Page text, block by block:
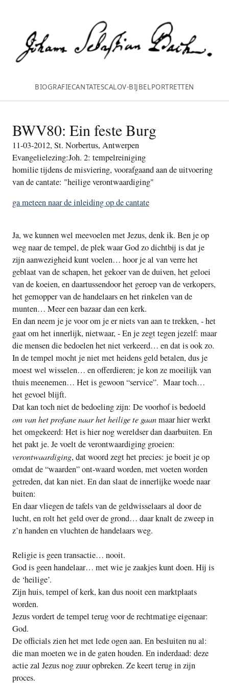
BIOGRAFIECANTATESCALOV‑BIJBELPORTRETTEN
BWV80: Ein feste Burg
11-03-2012, St. Norbertus, Antwerpen
Evangelielezing:Joh. 2: tempelreiniging
homilie tijdens de misviering, voorafgaand aan de uitvoering
van de cantate: "heilige verontwaardiging"
ga meteen naar de inleiding op de cantate
Ja, we kunnen wel meevoelen met Jezus, denk ik. Ben je op
weg naar de tempel, de plek waar God zo dichtbij is dat je
zijn aanwezigheid kunt voelen… hoor je al van verre het
geblaat van de schapen, het gekoer van de duiven, het geloei
van de koeien, en daartussendoor het geroep van de verkopers,
het gemopper van de handelaars en het rinkelen van de
munten… Meer een bazaar dan een kerk.
En dan neem je je voor om je er niets van aan te trekken, - het
gaat om het innerlijk, nietwaar, - En je zegt tegen jezelf: maar
die mensen die bedoelen het niet verkeerd… en dat is ook zo.
In de tempel mocht je niet met heidens geld betalen, dus je
moest wel wisselen… en offerdieren; je kon ze moeilijk van
thuis meenemen… Het is gewoon “service”. Maar toch…
het gevoel blijft.
Dat kan toch niet de bedoeling zijn: De voorhof is bedoeld
om van het profane naar het heilige te gaanmaar hier werkt
het omgekeerd: Het is hier nog wereldser dan daarbuiten. En
het pakt je. Je voelt de verontwaardiging groeien:
verontwaardiging, dat woord zegt het precies: je boeit je op
omdat de “waarden” ont-waard worden, met voeten worden
getreden, dat kan niet. En dan slaat de innerlijke woede naar
buiten:
En daar vliegen de tafels van de geldwisselaars al door de
lucht, en rolt het geld over de grond… daar knalt de zweep in
z’n handen en vluchten de handelaars weg.
Religie is geen transactie… nooit.
God is geen handelaar… met wie je zaakjes kunt doen. Hij is
de ‘heilige’.
Zijn huis, tempel of kerk, kan dus nooit een marktplaats
worden.
Jezus vordert de tempel terug voor de rechtmatige eigenaar:
God.
De officials zien het met lede ogen aan. En besluiten nu al:
die man moeten we in de gaten houden. En inderdaad: deze
actie zal Jezus nog zuur opbreken. Ze keert terug in zijn
proces.